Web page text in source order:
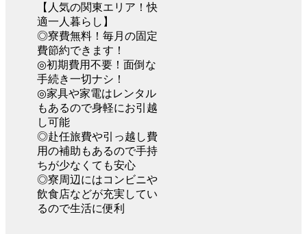
【人気の関東エリア！快
適一人暮らし】
◎寮費無料！毎月の固定
費節約できます！
◎初期費用不要！面倒な
手続き一切ナシ！
◎家具や家電はレンタル
もあるので身軽にお引越
し可能
◎赴任旅費や引っ越し費
用の補助もあるので手持
ちが少なくても安心
◎寮周辺にはコンビニや
飲食店などが充実してい
るので生活に便利